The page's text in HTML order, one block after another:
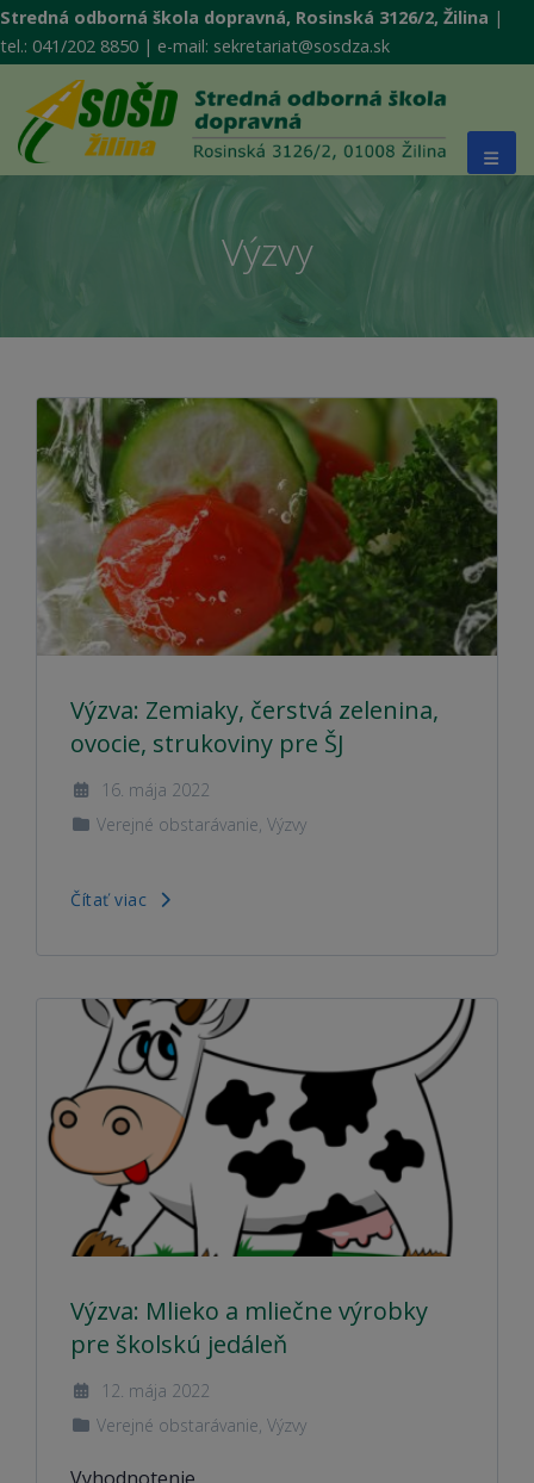
Stredná odborná škola dopravná, Rosinská 3126/2, Žilina |
tel.: 041/202 8850 | e-mail: sekretariat@sosdza.sk
Výzvy
Výzva: Zemiaky, čerstvá zelenina,
ovocie, strukoviny pre ŠJ
16. mája 2022
Verejné obstarávanie, Výzvy
Čítať viac
Výzva: Mlieko a mliečne výrobky
pre školskú jedáleň
12. mája 2022
Verejné obstarávanie, Výzvy